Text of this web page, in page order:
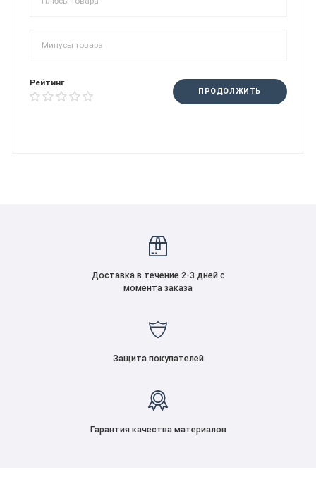
Рейтинг
ПРОДОЛЖИТЬ
Доставка в течение 2-3 дней с
момента заказа
Защита покупателей
Гарантия качества материалов